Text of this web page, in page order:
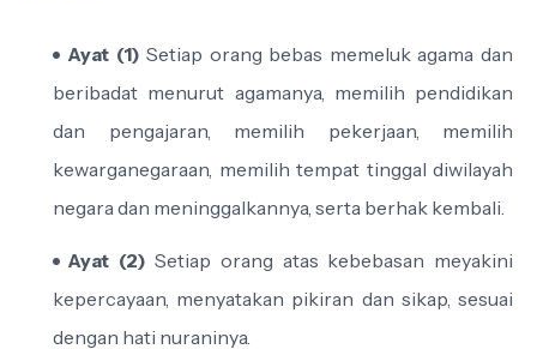
Ayat (1) Setiap orang bebas memeluk agama dan
beribadat menurut agamanya, memilih pendidikan
dan pengajaran, memilih pekerjaan, memilih
kewarganegaraan, memilih tempat tinggal diwilayah
negara dan meninggalkannya, serta berhak kembali.
Ayat (2) Setiap orang atas kebebasan meyakini
kepercayaan, menyatakan pikiran dan sikap, sesuai
dengan hati nuraninya.